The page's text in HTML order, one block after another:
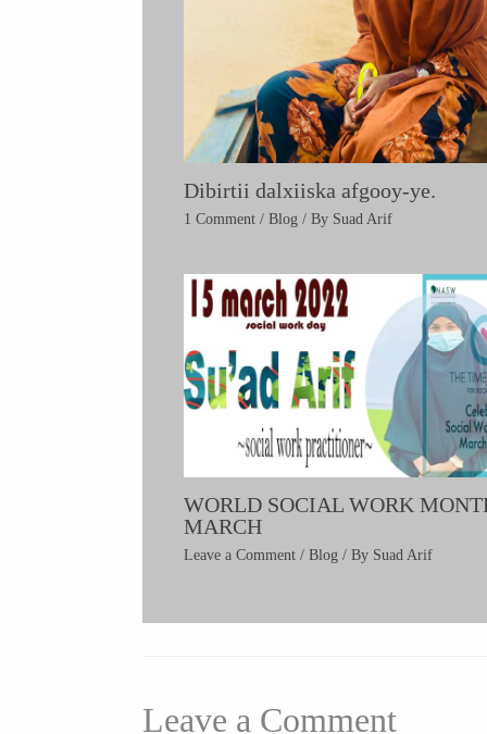
Dibirtii dalxiiska afgooy-ye.
1 Comment / Blog / By Suad Arif
WORLD SOCIAL WORK
MARCH
Leave a Comment / Blog / By Suad Arif
Leave a Comment